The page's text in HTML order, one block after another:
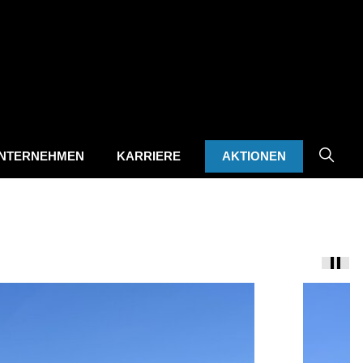
KARRIERE AKTIONEN